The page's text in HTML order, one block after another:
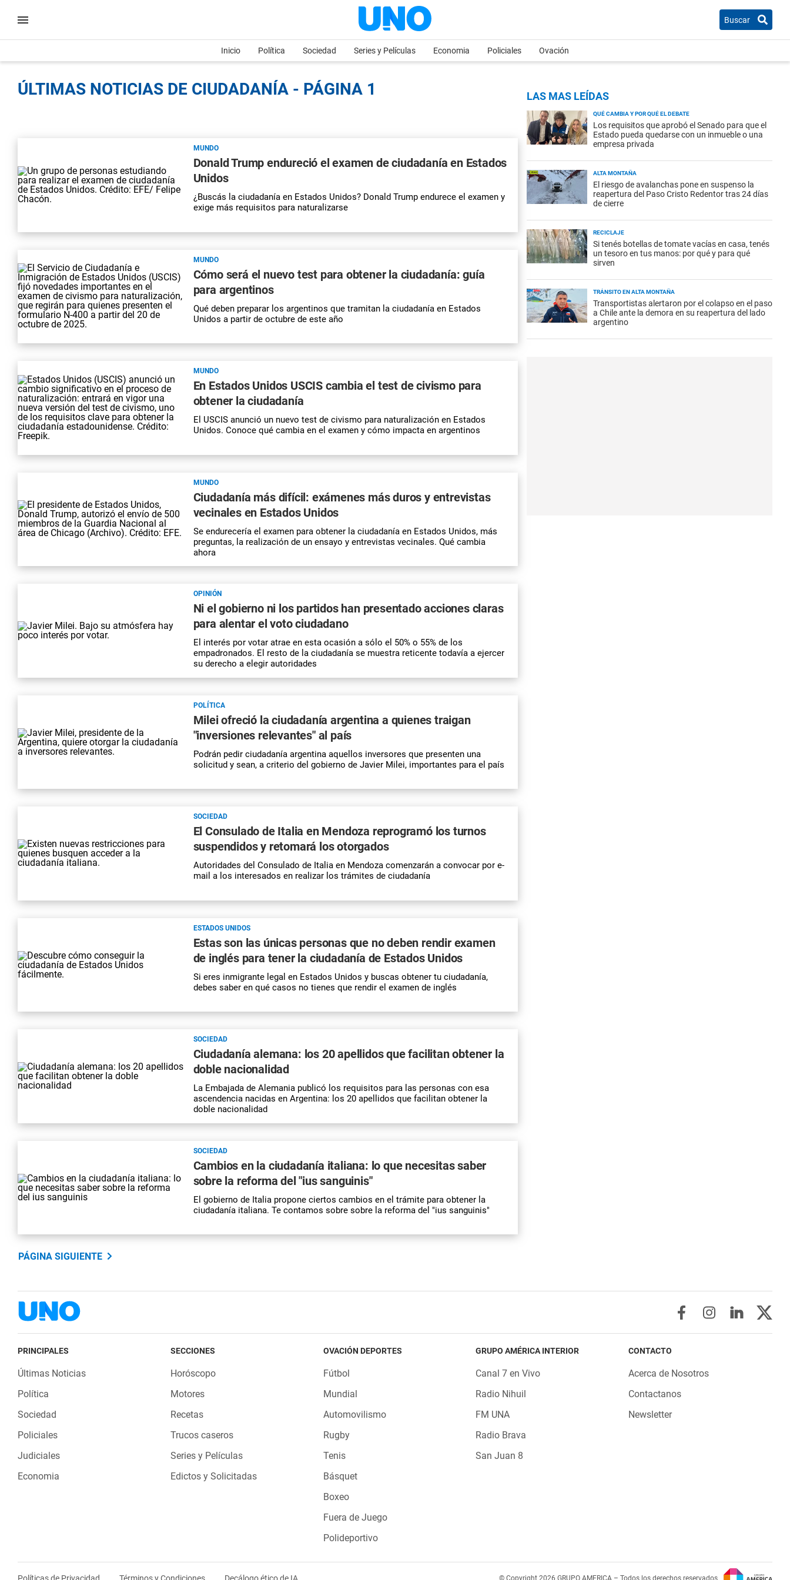
Buscar
Inicio Política Sociedad Series y Películas Economia Policiales Ovación
ÚLTIMAS NOTICIAS DE CIUDADANÍA - PÁGINA 1
MUNDO
Donald Trump endureció el examen de ciudadanía en Estados
Unidos
¿Buscás la ciudadanía en Estados Unidos? Donald Trump endurece el examen y
exige más requisitos para naturalizarse
MUNDO
Cómo será el nuevo test para obtener la ciudadanía: guía
para argentinos
Qué deben preparar los argentinos que tramitan la ciudadanía en Estados
Unidos a partir de octubre de este año
MUNDO
En Estados Unidos USCIS cambia el test de civismo para
obtener la ciudadanía
El USCIS anunció un nuevo test de civismo para naturalización en Estados
Unidos. Conoce qué cambia en el examen y cómo impacta en argentinos
MUNDO
Ciudadanía más difícil: exámenes más duros y entrevistas
vecinales en Estados Unidos
Se endurecería el examen para obtener la ciudadanía en Estados Unidos, más
preguntas, la realización de un ensayo y entrevistas vecinales. Qué cambia
ahora
OPINIÓN
Ni el gobierno ni los partidos han presentado acciones claras
para alentar el voto ciudadano
El interés por votar atrae en esta ocasión a sólo el 50% o 55% de los
empadronados. El resto de la ciudadanía se muestra reticente todavía a ejercer
su derecho a elegir autoridades
POLÍTICA
Milei ofreció la ciudadanía argentina a quienes traigan
"inversiones relevantes" al país
Podrán pedir ciudadanía argentina aquellos inversores que presenten una
solicitud y sean, a criterio del gobierno de Javier Milei, importantes para el país
SOCIEDAD
El Consulado de Italia en Mendoza reprogramó los turnos
suspendidos y retomará los otorgados
Autoridades del Consulado deItalia en Mendoza comenzarán a convocar por e-
mail a los interesados en realizar los trámites de ciudadanía
ESTADOS UNIDOS
Estas son las únicas personas que no deben rendir examen
de inglés para tener la ciudadanía de Estados Unidos
Si eres inmigrante legal en Estados Unidos y buscas obtener tu ciudadanía,
debes saber en qué casos no tienes que rendir el examen de inglés
SOCIEDAD
Ciudadanía alemana: los 20 apellidos que facilitan obtener la
doble nacionalidad
La Embajada de Alemania publicó los requisitos para las personas con esa
ascendencia nacidas en Argentina: los 20 apellidos que facilitan obtener la
doble nacionalidad
SOCIEDAD
Cambios en la ciudadanía italiana: lo que necesitas saber
sobre la reforma del "ius sanguinis"
El gobierno de Italia propone ciertos cambios en el trámite para obtener la
ciudadanía italiana. Te contamos sobre sobre la reforma del "ius sanguinis"
PÁGINA SIGUIENTE
LAS MAS LEÍDAS
QUÉ CAMBIA Y POR QUÉ EL DEBATE
Los requisitos que aprobó el Senado para que el
Estado pueda quedarse con un inmueble o una
empresa privada
ALTA MONTAÑA
El riesgo de avalanchas pone en suspenso la
reapertura del Paso Cristo Redentor tras 24 días
de cierre
RECICLAJE
Si tenés botellas de tomate vacías en casa, tenés
un tesoro en tus manos: por qué y para qué
sirven
TRÁNSITO EN ALTA MONTAÑA
Transportistas alertaron por el colapso en el paso
a Chile ante la demora en su reapertura del lado
argentino
PRINCIPALES
Últimas Noticias
Política
Sociedad
Policiales
Judiciales
Economia
SECCIONES
Horóscopo
Motores
Recetas
Trucos caseros
Series y Películas
Edictos y Solicitadas
OVACIÓN DEPORTES
Fútbol
Mundial
Automovilismo
Rugby
Tenis
Básquet
Boxeo
Fuera de Juego
Polideportivo
GRUPO AMÉRICA INTERIOR
Canal 7 en Vivo
Radio Nihuil
FM UNA
Radio Brava
San Juan 8
CONTACTO
Acerca de Nosotros
Contactanos
Newsletter
© Copyright 2026 GRUPO AMERICA – Todos los derechos reservados